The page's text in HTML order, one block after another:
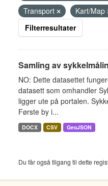
Transport
Kart/Map
Filterresultater
Samling av
NO: Dette datasettet
datasett som omhandler
ligger ute på portalen.
Første by i...
DOCX CSV GeoJSON
Du får også tilgang til dette